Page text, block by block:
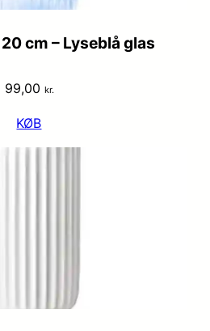
cm – Lyseblå glas
99,00 kr.
KØB